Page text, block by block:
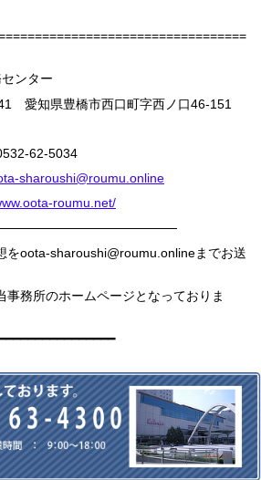
ンター
愛知県豊橋市西口町字西ノ口46-151
62-5034
sharoushi@roumu.online
roumu.net/
をoota-sharoushi@roumu.onlineまでお送
務所のホームページとなっておりま